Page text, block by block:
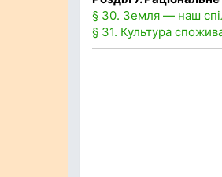
§ 30. Земля — наш
§ 31. Культура